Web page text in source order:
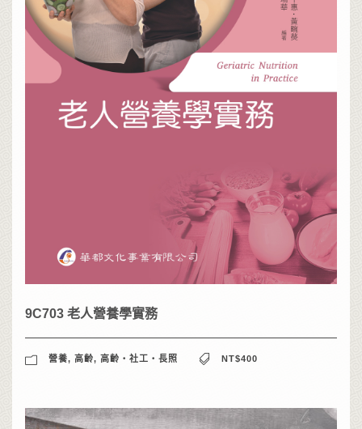
9C703 老人營養學實務
營養, 高齡, 高齡‧社工‧長照 NT$400